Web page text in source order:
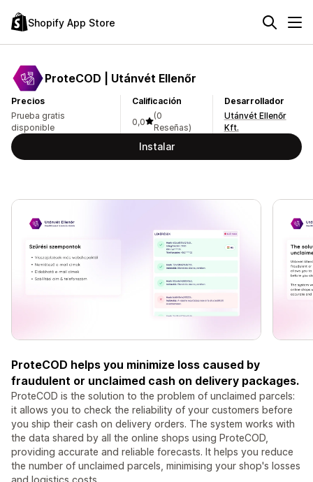
Shopify App Store
ProteCOD | Utánvét Ellenőr
Precios
Prueba gratis
disponible
Calificación
0,0
(0
Reseñas)
Desarrollador
Utánvét Ellenőr
Kft.
Instalar
ProteCOD helps you minimize loss caused by
fraudulent or unclaimed cash on delivery packages.
ProteCOD is the solution to the problem of unclaimed parcels:
it allows you to check the reliability of your customers before
you ship their cash on delivery orders. The system works with
the data shared by all the online shops using ProteCOD,
providing accurate and reliable forecasts. It helps you reduce
the number of unclaimed parcels, minimising your shop's losses